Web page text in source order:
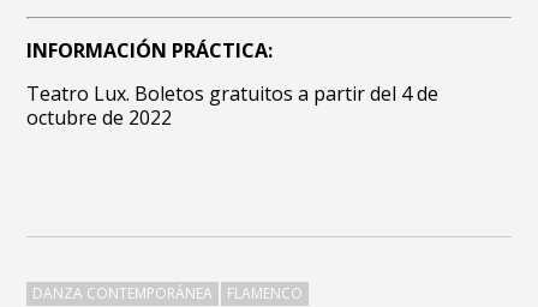
INFORMACIÓN PRÁCTICA:
Teatro Lux. Boletos gratuitos a partir del 4 de
octubre de 2022
DANZA CONTEMPORÁNEA FLAMENCO